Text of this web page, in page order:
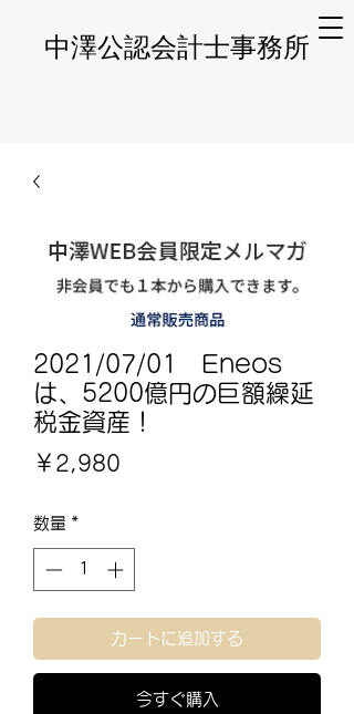
​中澤公認会計士事務所
2021/07/01 Eneos
は、5200億円の巨額繰延
税金資産！
￥2,980
数量 *
カートに追加する
今すぐ購入